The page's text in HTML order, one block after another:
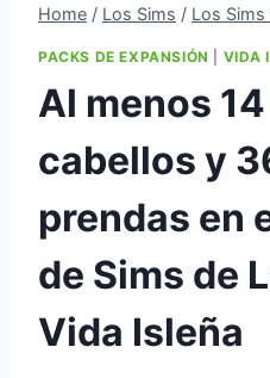
Home / Los Sims / Los Sims
PACKS DE EXPANSIÓN VIDA
Al menos
cabellos y
prendas en
de Sims de
Vida Isleña